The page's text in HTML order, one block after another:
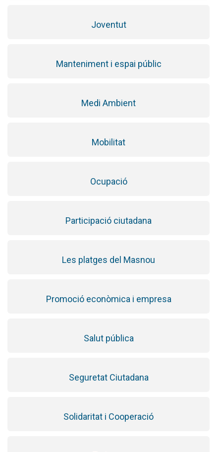
Joventut
Manteniment i espai públic
Medi Ambient
Mobilitat
Ocupació
Participació ciutadana
Les platges del Masnou
Promoció econòmica i empresa
Salut pública
Seguretat Ciutadana
Solidaritat i Cooperació